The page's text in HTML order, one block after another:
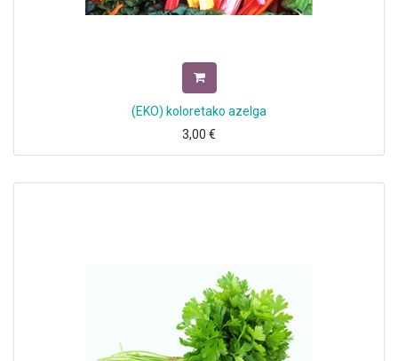
(EKO) koloretako azelga
3,00 €